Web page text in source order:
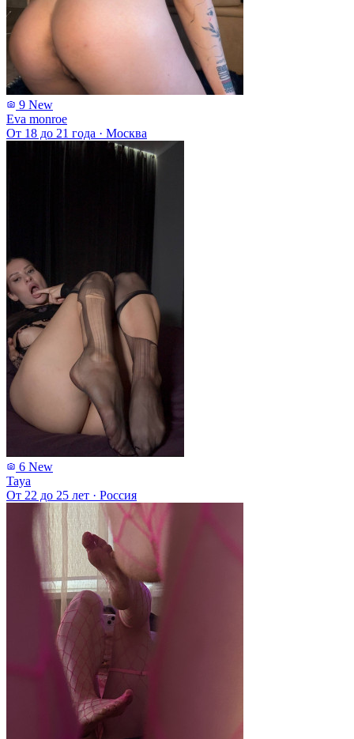
9 New
Eva monroe
От 18 до 21 года · Москва
6 New
Taya
От 22 до 25 лет · Россия